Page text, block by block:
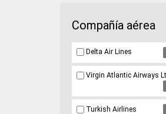
Compañía aérea
Delta Air Lines
Virgin Atlantic Airways
Turkish Airlines